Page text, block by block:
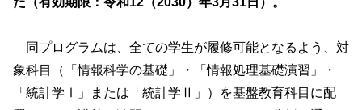
同プログラムは、全ての学生が履修可能となるよう、対
象科目（「情報科学の基礎」・「情報処理基礎演習」・
「統計学Ⅰ」または「統計学Ⅱ」）を基盤教育科目に配